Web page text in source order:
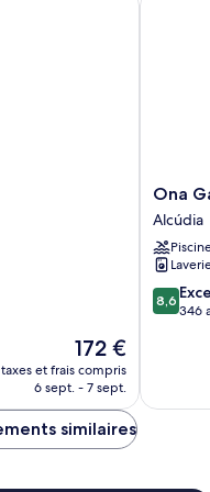
Le
nouveau
prix
de
172 €
taxes et frais compris
6 sept. - 7 sept.
Ona
Garden
Lago
Alcúdia
Ona
Alcúdia
8.6
sur
8,6
346
similaires